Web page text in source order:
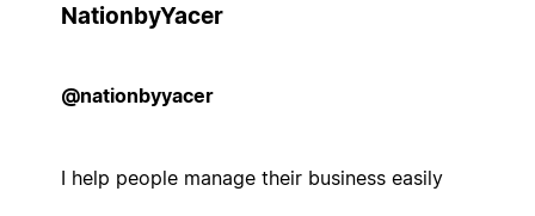
NationbyYacer
@nationbyyacer
I help people manage their business easily